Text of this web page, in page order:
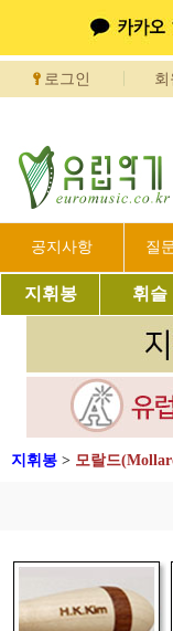
로그인 회
공지사항 질
지휘봉 휘슬
지휘봉 > 모랄드